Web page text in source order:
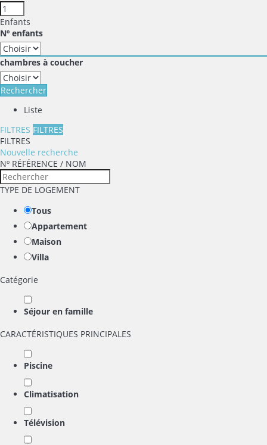
Enfants
Nº enfants
chambres à coucher
Rechercher
Liste
FILTRES FILTRES
FILTRES
Nouvelle recherche
Nº RÉFÉRENCE / NOM
TYPE DE LOGEMENT
Tous
Appartement
Maison
Villa
Catégorie
Séjour en famille
CARACTÉRISTIQUES PRINCIPALES
Piscine
Climatisation
Télévision